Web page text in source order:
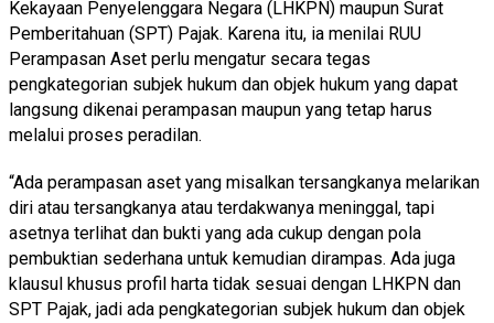
Kekayaan Penyelenggara Negara (LHKPN) maupun Surat
Pemberitahuan (SPT) Pajak. Karena itu, ia menilai RUU
Perampasan Aset perlu mengatur secara tegas
pengkategorian subjek hukum dan objek hukum yang dapat
langsung dikenai perampasan maupun yang tetap harus
melalui proses peradilan.
“Ada perampasan aset yang misalkan tersangkanya melarikan
diri atau tersangkanya atau terdakwanya meninggal, tapi
asetnya terlihat dan bukti yang ada cukup dengan pola
pembuktian sederhana untuk kemudian dirampas. Ada juga
klausul khusus profil harta tidak sesuai dengan LHKPN dan
SPT Pajak, jadi ada pengkategorian subjek hukum dan objek